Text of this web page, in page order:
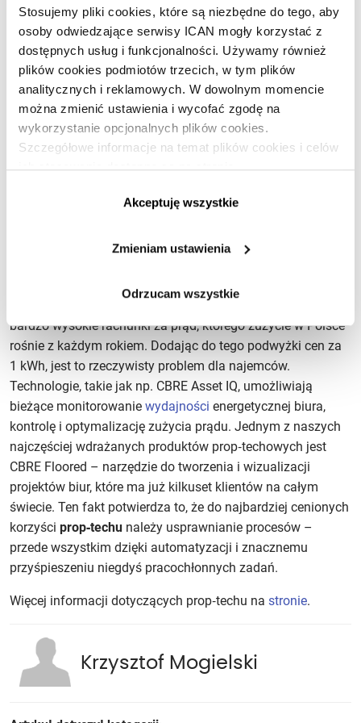
Stosujemy pliki cookies, które są niezbędne do tego, aby
osoby odwiedzające serwisy ICAN mogły korzystać z
dostępnych usług i funkcjonalności. Używamy również
plików cookies podmiotów trzecich, w tym plików
analitycznych i reklamowych. W dowolnym momencie
można zmienić ustawienia i wycofać zgodę na
wykorzystanie opcjonalnych plików cookies.
Szczegółowe informacje na temat plików cookies i celów
ich stosowania dostępne są na stronie
Akceptuję wszystkie
Zmieniam ustawienia
Odrzucam wszystkie
Automatyzacja i optymalizacja
pracownicy, jak i pracodawcy. Do zalet należy m.in.
np. dzięki inteligentnym zintegrowanym systemom do
o rozwiązaniach wspierających optymalizację kosztów
zużycia energii i mediów. Przykładowo wiele firm płaci
bardzo wysokie rachunki za prąd, którego zużycie w Polsce
rośnie z każdym rokiem. Dodając do tego podwyżki cen za
1 kWh, jest to rzeczywisty problem dla najemców.
Technologie, takie jak np. CBRE Asset IQ, umożliwiają
bieżące monitorowanie wydajności energetycznej biura,
kontrolę i optymalizację zużycia prądu. Jednym z naszych
najczęściej wdrażanych produktów prop‑techowych jest
CBRE Floored – narzędzie do tworzenia i wizualizacji
projektów biur, które ma już kilkuset klientów na całym
świecie. Ten fakt potwierdza to, że do najbardziej cenionych
korzyści prop‑techu należy usprawnianie procesów –
przede wszystkim dzięki automatyzacji i znacznemu
przyśpieszeniu niegdyś pracochłonnych zadań.
Więcej informacji dotyczących prop‑techu na stronie.
Krzysztof Mogielski